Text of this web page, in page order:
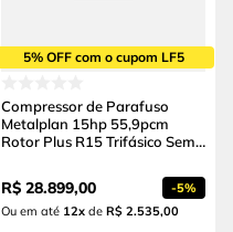
5% OFF com o cupom LF5
Compressor de Parafuso
Metalplan 15hp 55,9pcm
Rotor Plus R15 Trifásico Sem
R$ 28.899,00 -5%
Ou em até 12x de R$ 2.535,00